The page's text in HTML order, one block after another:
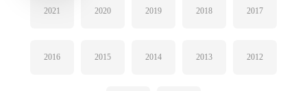
2021 2020 2019 2018 2017
2016 2015 2014 2013 2012